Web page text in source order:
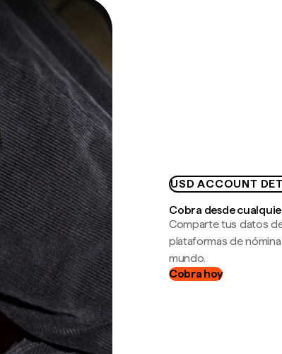
USD ACCOUNT
Cobra desde
Comparte tus datos
plataformas de
mundo.
Cobra hoy